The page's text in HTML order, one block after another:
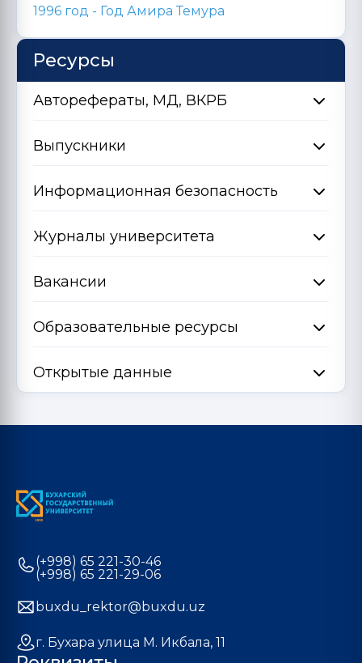
1996 год - Год Амира Темура
Ресурсы
Авторефераты, МД, ВКРБ
Выпускники
Информационная безопасность
Журналы университета
Вакансии
Образовательные ресурсы
Открытые данные
(+998) 65 221-30-46
(+998) 65 221-29-06
buxdu_rektor@buxdu.uz
г. Бухара улица М. Икбала, 11